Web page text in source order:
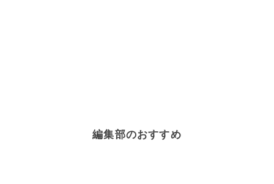
編集部のおすすめ